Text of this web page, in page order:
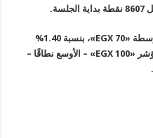
.
«EGX 70»
، بنسبة 1.40%
«EGX 100» –
الأوسع نطاقًا –
.